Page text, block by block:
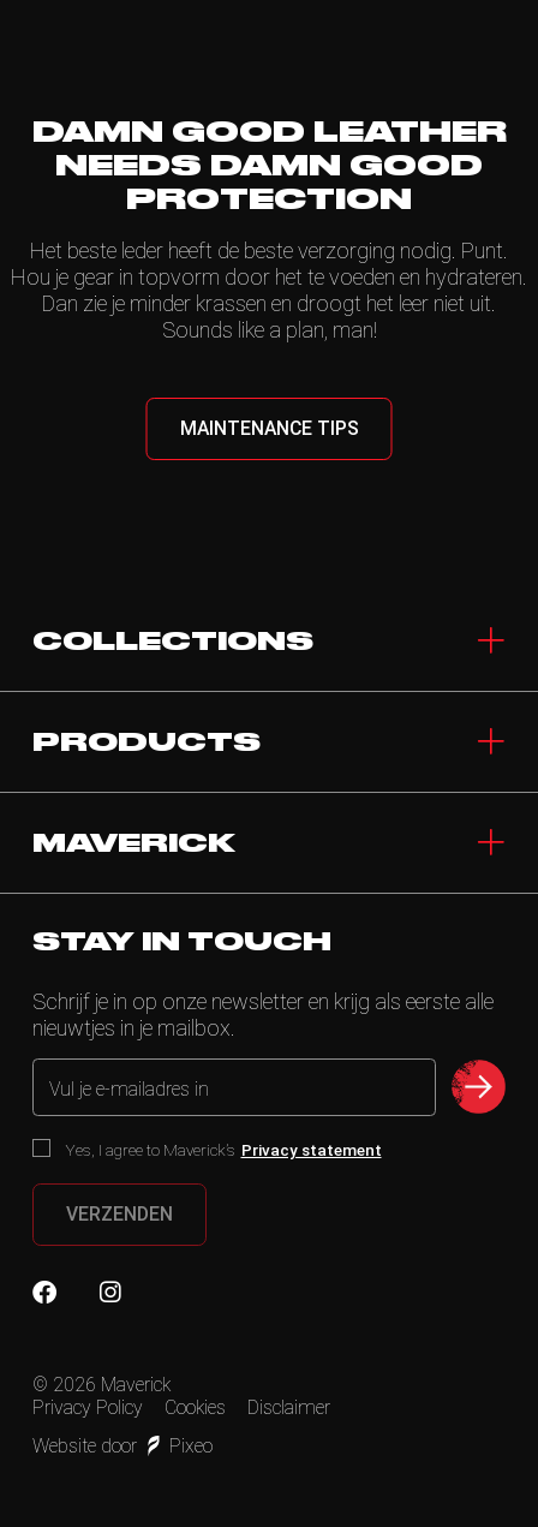
DAMN GOOD LEATHER
NEEDS DAMN GOOD
PROTECTION
Het beste leder heeft de beste verzorging nodig. Punt.
Hou je gear in topvorm door het te voeden en hydrateren.
Dan zie je minder krassen en droogt het leer niet uit.
Sounds like a plan, man!
MAINTENANCE TIPS
COLLECTIONS
PRODUCTS
MAVERICK
STAY IN TOUCH
Schrijf je in op onze newsletter en krijg als eerste alle
nieuwtjes in je mailbox.
Vul je e-mailadres in
Yes, I agree to Maverick’s Privacy statement
VERZENDEN
© 2026 Maverick
Privacy Policy
Cookies
Disclaimer
Website door
Pixeo